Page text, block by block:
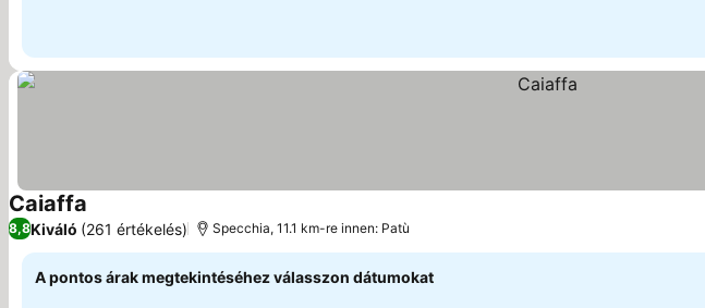
Caiaffa Árak megjelenítése
8,8Kiváló (261 értékelés) Specchia, 11.1 km-re innen: Patù
A pontos árak megtekintéséhez válasszon dátumokat